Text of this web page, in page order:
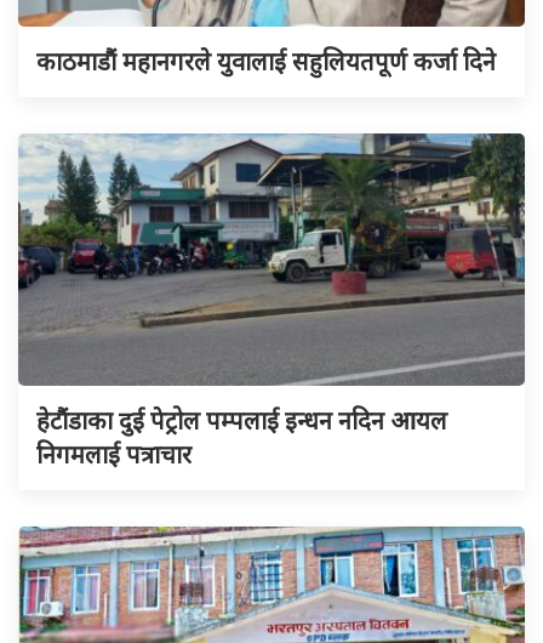
काठमाडौं महानगरले युवालाई सहुलियतपूर्ण कर्जा दिने
हेटौंडाका दुई पेट्रोल पम्पलाई इन्धन नदिन आयल
निगमलाई पत्राचार